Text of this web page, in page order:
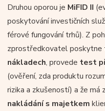
Druhou oporou je MiFID II
poskytování investičních
férové fungování trhů). Z
zprostředkovatel poskytne
nákladech, provede test
(ověření, zda produktu
rizika a zkušeností) a že má
nakládání s majetkem